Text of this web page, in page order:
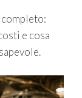
e cosa